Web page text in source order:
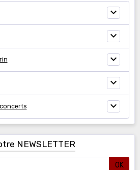
NEWSLETTER
OK